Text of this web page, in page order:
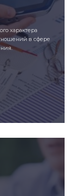
характера
в сфере